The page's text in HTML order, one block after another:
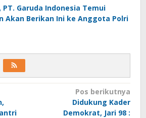
PT. Garuda Indonesia Temui
Akan Berikan Ini ke Anggota Polri
Pos berikutnya
Didukung Kader
Demokrat, Jari 98 :